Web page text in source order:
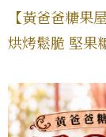
【黃爸爸糖果
烘烤鬆脆 堅果